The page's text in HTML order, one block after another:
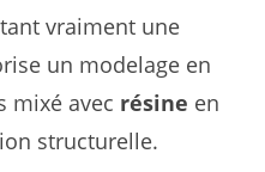
vraiment une
un modelage en
mixé avec résine en
structurelle.